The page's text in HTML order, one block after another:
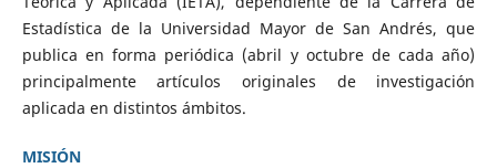
Estadística de la Universidad Mayor de San Andrés, que
publica en forma periódica (abril y octubre de cada año)
principalmente artículos originales de investigación
aplicada en distintos ámbitos.
MISIÓN